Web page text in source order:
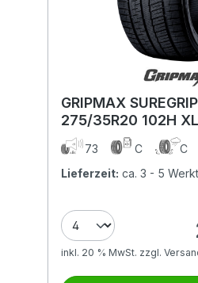
GRIPMAX
275/35R20 102H
73 C
C
Lieferzeit: ca. 3 - 5
inkl. 20 % MwSt. zzgl.